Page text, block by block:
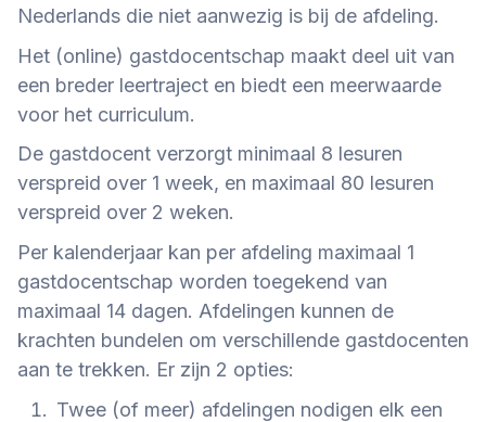
Nederlands die niet aanwezig is bij de afdeling.
Het (online) gastdocentschap maakt deel uit van
een breder leertraject en biedt een meerwaarde
voor het curriculum.
De gastdocent verzorgt minimaal 8 lesuren
verspreid over 1 week, en maximaal 80 lesuren
verspreid over 2 weken.
Per kalenderjaar kan per afdeling maximaal 1
gastdocentschap worden toegekend van
maximaal 14 dagen. Afdelingen kunnen de
krachten bundelen om verschillende gastdocenten
aan te trekken. Er zijn 2 opties:
Twee (of meer) afdelingen nodigen elk een